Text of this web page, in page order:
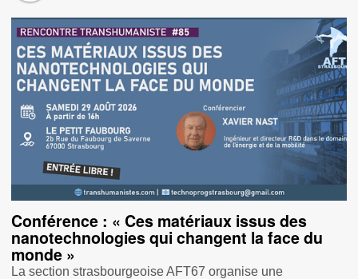
Conférence : « Ces matériaux issus des
nanotechnologies qui changent la face du
monde »
La section strasbourgeoise AFT67 organise une